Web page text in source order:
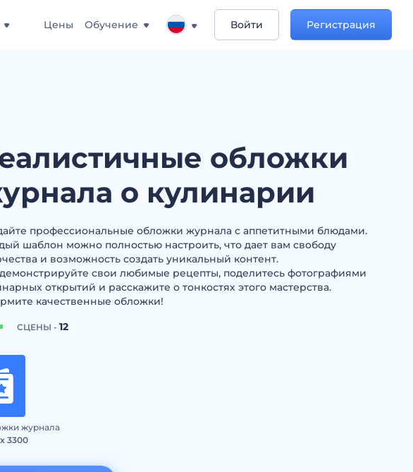
Цены Обучение Войти Регистрация
обложки
о кулинарии
профессиональные обложки журнала с аппетитными блюдами.
шаблон можно полностью настроить, что дает вам свободу
и возможность создать уникальный контент.
свои любимые рецепты, поделитесь фотографиями
открытий и расскажите о тонкостях этого мастерства.
качественные обложки!
СЦЕНЫ - 12
журнала
3300